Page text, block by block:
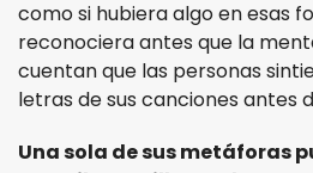
como si hubiera algo en esas
reconociera antes que la
cuentan que las personas
letras de sus canciones antes
Una sola de sus metáforas